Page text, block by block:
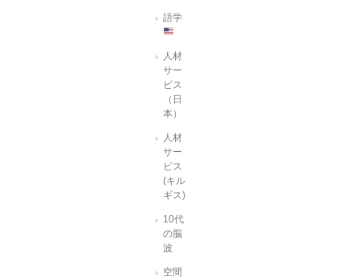
語学
人材
サー
ビス
（日
本）
人材
サー
ビス
(キル
ギス)
10代
の脳
波
空間